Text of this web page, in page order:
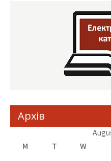
Архів
M
T W